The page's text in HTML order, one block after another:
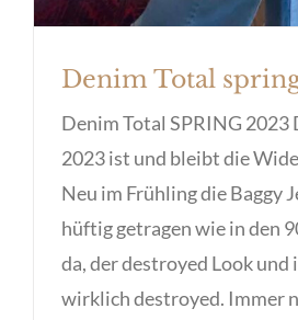
Denim Total
Denim Total SPRING 2023
2023 ist und bleibt die
Neu im Frühling die Baggy
hüftig getragen wie in den
da, der destroyed Look und
wirklich destroyed. Immer